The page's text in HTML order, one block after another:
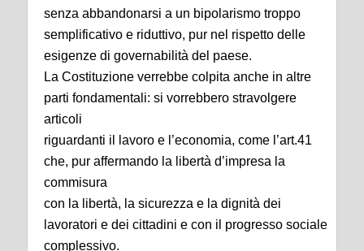
senza abbandonarsi a un bipolarismo troppo
semplificativo e riduttivo, pur nel rispetto delle
esigenze di governabilità del paese.
La Costituzione verrebbe colpita anche in altre
parti fondamentali: si vorrebbero stravolgere
articoli
riguardanti il lavoro e l’economia, come l’art.41
che, pur affermando la libertà d’impresa la
commisura
con la libertà, la sicurezza e la dignità dei
lavoratori e dei cittadini e con il progresso sociale
complessivo.